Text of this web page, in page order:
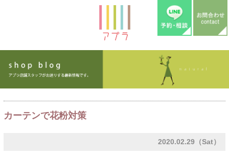
カーテンで花粉対策
2020.02.29（Sat）